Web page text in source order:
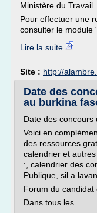
Ministère du Travail.
Pour effectuer une
consulter le module
Lire la suite
Site : http://
Date des
au burkina
Date des
Voici en
des ressources
calendrier et
:, calendrier des
Publique, sil a
Forum du candidat
Dans tous les...